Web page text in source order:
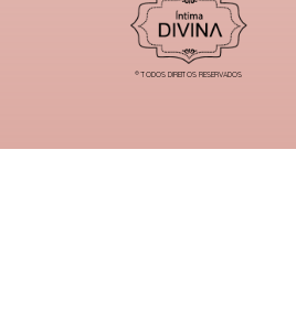
® TODOS DIREITOS RESERVADOS